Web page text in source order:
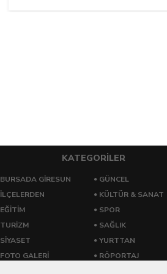
KATEGORİLER
BURSADA GİRESUN
GÜNCEL
İLÇELERDEN
KÜLTÜR & SANAT
EĞİTİM
SPOR
TURİZM
SAĞLIK
SİYASET
YURTTAN
FOTO GALERİ
RÖPORTAJ